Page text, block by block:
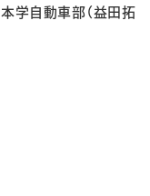
学自動車部（益田拓